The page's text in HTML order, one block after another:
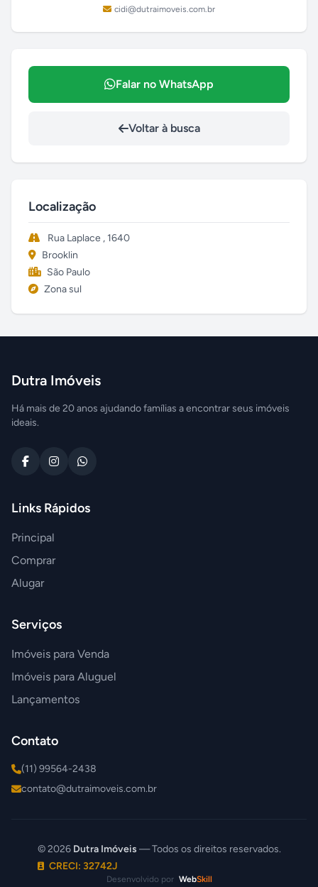
cidi@dutraimoveis.com.br
Falar no WhatsApp
Voltar à busca
Localização
Rua Laplace , 1640
Brooklin
São Paulo
Zona sul
Dutra Imóveis
Há mais de 20 anos ajudando famílias a encontrar seus imóveis
ideais.
Links Rápidos
Principal
Comprar
Alugar
Serviços
Imóveis para Venda
Imóveis para Aluguel
Lançamentos
Contato
(11) 99564-2438
contato@dutraimoveis.com.br
© 2026 Dutra Imóveis — Todos os direitos reservados.
CRECI: 32742J
Desenvolvido por WebSkill